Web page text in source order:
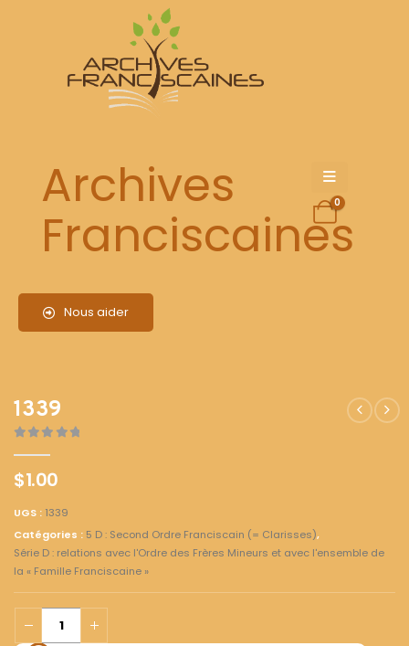
Archives
Franciscaines
Nous aider
0
1339
$1.00
UGS : 1339
Catégories : 5 D : Second Ordre Franciscain (= Clarisses),
Série D : relations avec l'Ordre des Frères Mineurs et avec l'ensemble de
la « Famille Franciscaine »